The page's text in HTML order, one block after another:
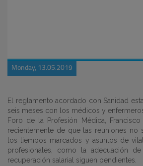
Monday, 13.05.2019
El reglamento acordado con Sanidad
seis meses con los médicos y
Foro de la Profesión Médica,
recientemente de que las reuniones no
los tiempos marcados y asuntos de
profesionales, como la adecuación
recuperación salarial siguen pendientes.